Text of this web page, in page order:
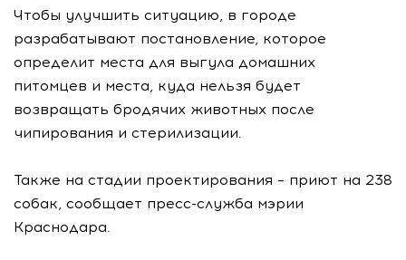
Чтобы улучшить ситуацию, в городе
разрабатывают постановление, которое
определит места для выгула домашних
питомцев и места, куда нельзя будет
возвращать бродячих животных после
чипирования и стерилизации.
Также на стадии проектирования – приют на 238
собак, сообщает пресс-служба мэрии
Краснодара.